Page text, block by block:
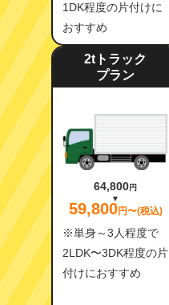
1DK程度の片付けに
おすすめ
2tトラック
プラン
64,800円
59,800円〜(税込)
※単身～3人程度で
2LDK〜3DK程度の片
付けにおすすめ